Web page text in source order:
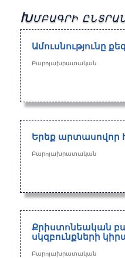
Խմբագրի
Ամուսնությունը
Բարոյախրատական
Երեք արտասովոր
Բարոյախրատական
Քրիստոնեական
սկզբունքների
Բարոյախրատական